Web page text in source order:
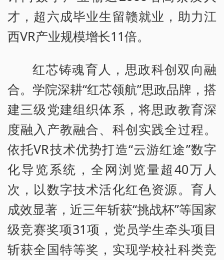
才，超六成毕业生留赣就业，助力江
西VR产业规模增长11倍。
红芯铸魂育人，思政科创双向融
合。学院深耕“红芯领航”思政品牌，搭
建三级党建组织体系，将思政教育深
度融入产教融合、科创实践全过程。
依托VR技术优势打造“云游红途”数字
化导览系统，全网浏览量超40万人
次，以数字技术活化红色资源。育人
成效显著，近三年斩获“挑战杯”等国家
级竞赛奖项31项，党员学生牵头项目
斩获全国特等奖，实现学校社科类竞